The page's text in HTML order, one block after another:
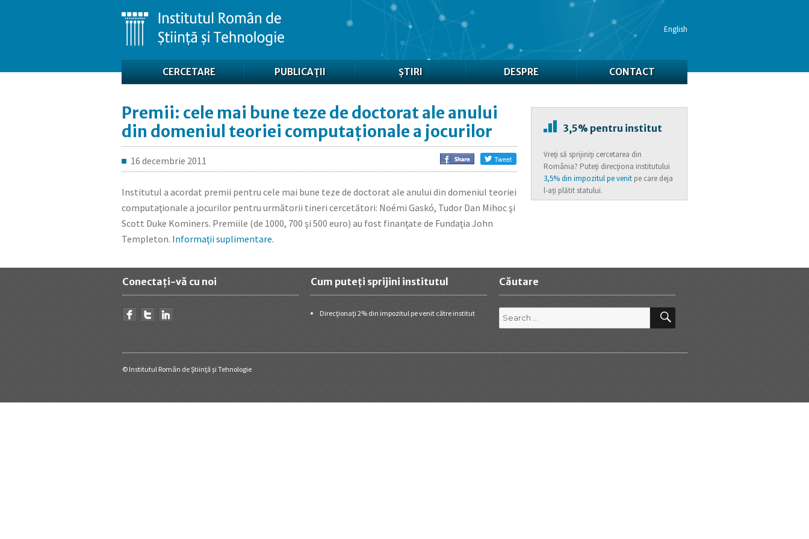
English
CERCETARE PUBLICAȚII ȘTIRI DESPRE CONTACT
Premii: cele mai bune teze de doctorat ale anului
din domeniul teoriei computaţionale a jocurilor
16 decembrie 2011
Institutul a acordat premii pentru cele mai bune teze de doctorat ale anului din domeniul teoriei
computaţionale a jocurilor pentru următorii tineri cercetători: Noémi Gaskó, Tudor Dan Mihoc şi
Scott Duke Kominers. Premiile (de 1000, 700 şi 500 euro) au fost finanţate de Fundaţia John
Templeton. Informaţii suplimentare.
3,5% pentru institut
Vreţi să sprijiniţi cercetarea din
România? Puteţi direcţiona institutului
3,5% din impozitul pe venitpe care deja
l-aţi plătit statului.
Conectaţi-vă cu noi Cum puteţi sprijini institutul
Direcţionaţi 2% din impozitul pe venit către institut
Căutare
© Institutul Român de Ştiinţă şi Tehnologie